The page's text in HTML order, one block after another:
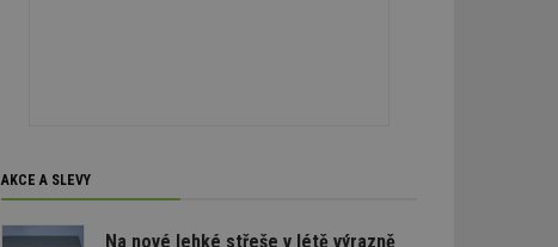
AKCE A SLEVY
Na nové lehké střeše v létě výrazně